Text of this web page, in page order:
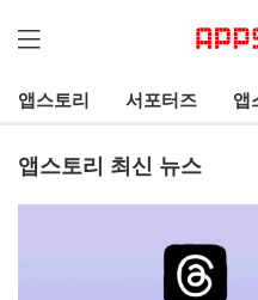
앱스토리 서포터즈 앱
앱스토리 최신 뉴스